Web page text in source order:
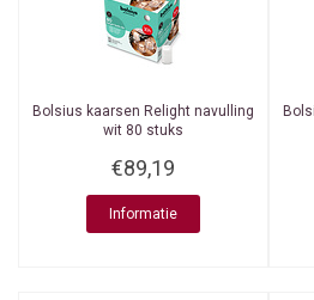
Bolsius kaarsen Relight navulling
wit 80 stuks
€89,19
Informatie